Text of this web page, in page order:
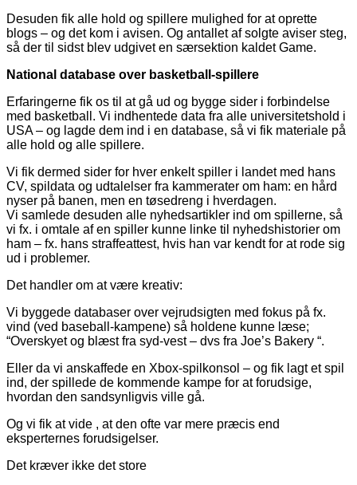
Desuden fik alle hold og spillere mulighed for at oprette
blogs – og det kom i avisen. Og antallet af solgte aviser steg,
så der til sidst blev udgivet en særsektion kaldet Game.
National database over basketball-spillere
Erfaringerne fik os til at gå ud og bygge sider i forbindelse
med basketball. Vi indhentede data fra alle universitetshold i
USA – og lagde dem ind i en database, så vi fik materiale på
alle hold og alle spillere.
Vi fik dermed sider for hver enkelt spiller i landet med hans
CV, spildata og udtalelser fra kammerater om ham: en hård
nyser på banen, men en tøsedreng i hverdagen.
Vi samlede desuden alle nyhedsartikler ind om spillerne, så
vi fx. i omtale af en spiller kunne linke til nyhedshistorier om
ham – fx. hans straffeattest, hvis han var kendt for at rode sig
ud i problemer.
Det handler om at være kreativ:
Vi byggede databaser over vejrudsigten med fokus på fx.
vind (ved baseball-kampene) så holdene kunne læse;
“Overskyet og blæst fra syd-vest – dvs fra Joe’s Bakery “.
Eller da vi anskaffede en Xbox-spilkonsol – og fik lagt et spil
ind, der spillede de kommende kampe for at forudsige,
hvordan den sandsynligvis ville gå.
Og vi fik at vide , at den ofte var mere præcis end
eksperternes forudsigelser.
Det kræver ikke det store